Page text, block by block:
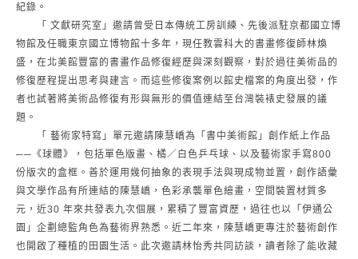
紀錄。
「 文獻研究室」邀請曾受日本傳統工房訓練、先後派駐京都國立博
物館及任職東京國立博物館十多年，現任教雲科大的書畫修復師林煥
盛，在北美館豐富的書畫作品修復經歷與深刻觀察，對於過往美術品的
修復歷程提出思考與建言。而這些修復案例以館史檔案的角度出發，作
者也試著將美術品修復有形與無形的價值連結至台灣裝裱史發展的議
題。
「 藝術家特寫」單元邀請陳慧嶠為「書中美術館」創作紙上作品
──《球體》，包括單色版畫、橘／白色乒乓球、以及藝術家手寫800
份版次的盒框。善於運用幾何抽象的表現手法與現成物並置，創作語彙
與文學作品有所連結的陳慧嶠，色彩承襲單色繪畫，空間裝置材質多
元，近30 年來共發表九次個展，累積了豐富資歷，過往也以「伊通公
園」企劃總監角色為藝術界熟悉。近二年來，陳慧嶠更專注於藝術創作
也開啟了種植的田園生活。此次邀請林怡秀共同訪談，讀者除了能收藏